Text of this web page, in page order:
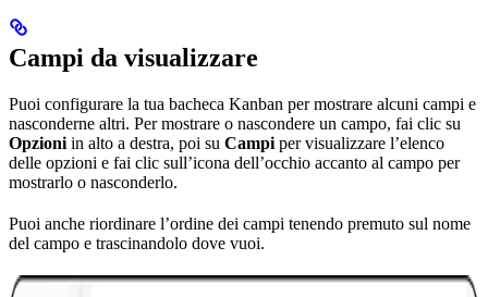
Campi da visualizzare
Puoi configurare la tua bacheca Kanban per mostrare alcuni campi e
nasconderne altri. Per mostrare o nascondere un campo, fai clic su
Opzioni in alto a destra, poi su Campi per visualizzare l’elenco
delle opzioni e fai clic sull’icona dell’occhio accanto al campo per
mostrarlo o nasconderlo.
Puoi anche riordinare l’ordine dei campi tenendo premuto sul nome
del campo e trascinandolo dove vuoi.